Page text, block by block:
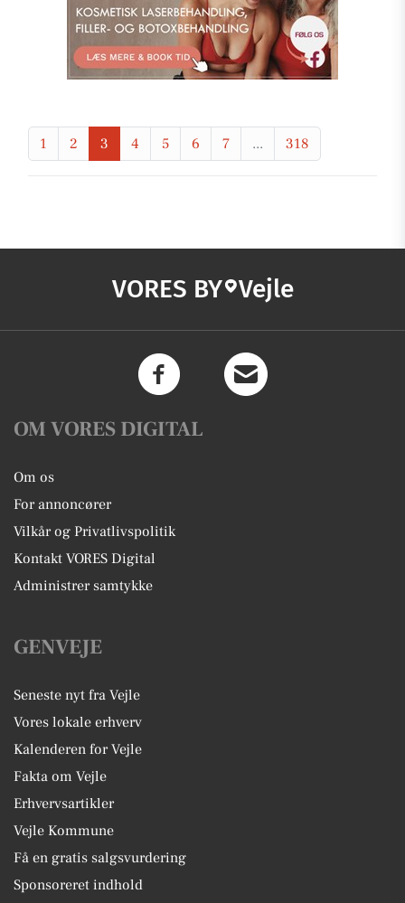
1 2 3 4 5 6 7 ... 318
VORES BY Vejle
OM VORES DIGITAL
Om os
For annoncører
Vilkår og Privatlivspolitik
Kontakt VORES Digital
Administrer samtykke
GENVEJE
Seneste nyt fra Vejle
Vores lokale erhverv
Kalenderen for Vejle
Fakta om Vejle
Erhvervsartikler
Vejle Kommune
Få en gratis salgsvurdering
Sponsoreret indhold